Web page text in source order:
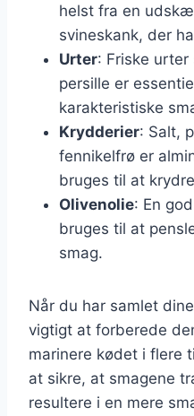
helst fra en
svineskank, der
Urter: Friske urter
persille er
karakteristiske
Krydderier: Salt,
fennikelfrø er
bruges til at
Olivenolie: En
bruges til at
smag.
Når du har samlet
vigtigt at forberede
marinere kødet i flere
at sikre, at smagene
resultere i en mere